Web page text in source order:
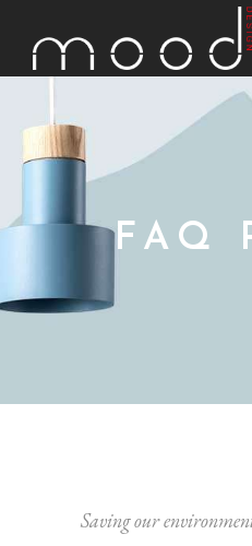
FAQ
Saving our